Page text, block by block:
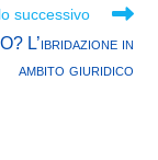
successivo
L’ibridazione in
ambito giuridico